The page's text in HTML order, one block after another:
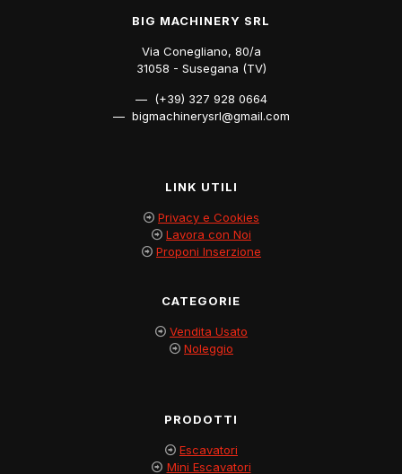
BIG MACHINERY SRL
Via Conegliano, 80/a
31058 - Susegana (TV)
— (+39) 327 928 0664
— bigmachinerysrl@gmail.com
LINK UTILI
Privacy e Cookies
Lavora con Noi
Proponi Inserzione
CATEGORIE
Vendita Usato
Noleggio
PRODOTTI
Escavatori
Mini Escavatori